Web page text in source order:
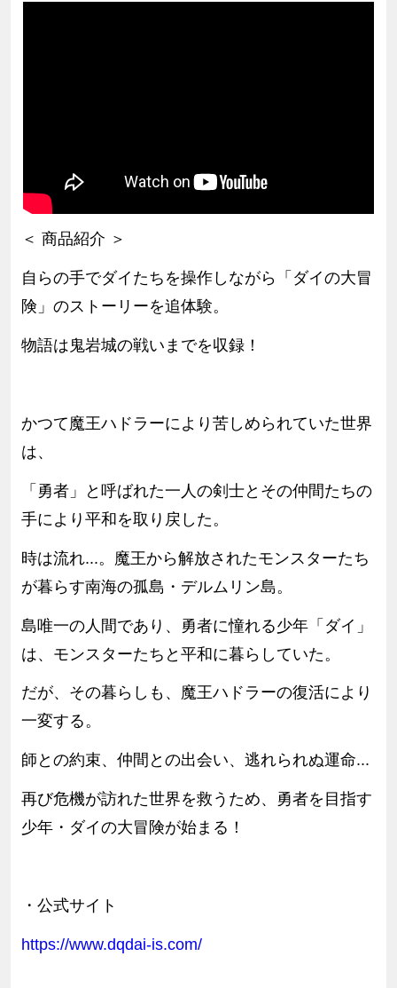
＜ 商品紹介 ＞
自らの手でダイたちを操作しながら「ダイの大冒
険」のストーリーを追体験。
物語は鬼岩城の戦いまでを収録！
かつて魔王ハドラーにより苦しめられていた世界
は、
「勇者」と呼ばれた一人の剣士とその仲間たちの
手により平和を取り戻した。
時は流れ...。魔王から解放されたモンスターたち
が暮らす南海の孤島・デルムリン島。
島唯一の人間であり、勇者に憧れる少年「ダイ」
は、モンスターたちと平和に暮らしていた。
だが、その暮らしも、魔王ハドラーの復活により
一変する。
師との約束、仲間との出会い、逃れられぬ運命...
再び危機が訪れた世界を救うため、勇者を目指す
少年・ダイの大冒険が始まる！
・公式サイト
https://www.dqdai-is.com/